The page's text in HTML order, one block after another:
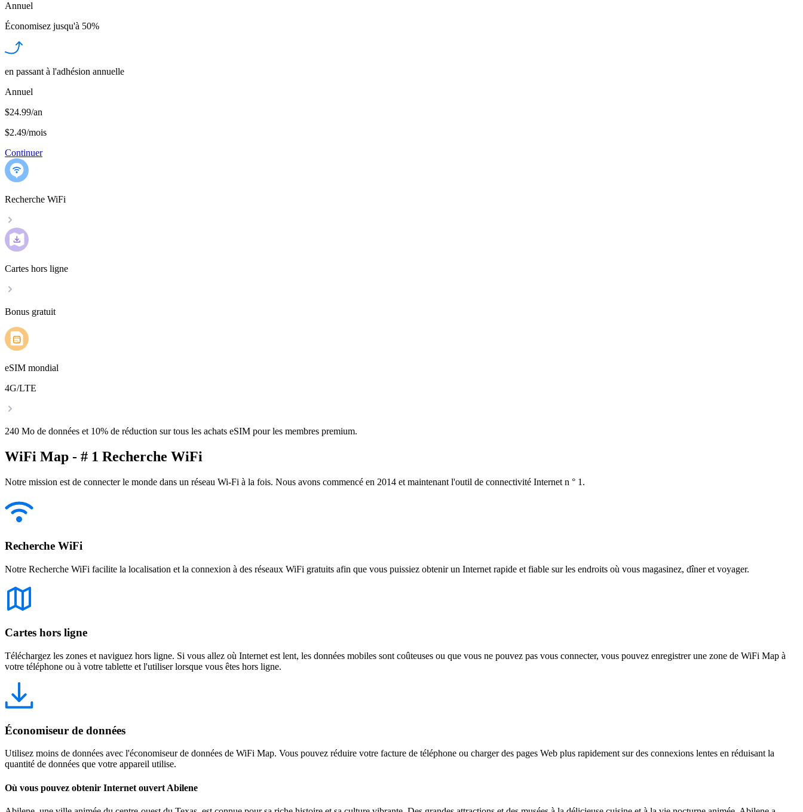
Annuel
Économisez jusqu'à 50%
en passant à l'adhésion annuelle
Annuel
$24.99/an
$2.49/mois
Continuer
Recherche WiFi
Cartes hors ligne
Bonus gratuit
eSIM mondial
4G/LTE
240 Mo de données et 10% de réduction sur tous les achats eSIM pour les membres premium.
WiFi Map - # 1 Recherche WiFi
Notre mission est de connecter le monde dans un réseau Wi-Fi à la fois. Nous avons commencé en 2014 et maintenant l'outil de connectivité Internet n ° 1.
Recherche WiFi
Notre Recherche WiFi facilite la localisation et la connexion à des réseaux WiFi gratuits afin que vous puissiez obtenir un Internet rapide et fiable sur les endroits où vous magasinez, dîner et voyager.
Cartes hors ligne
Téléchargez les zones et naviguez hors ligne. Si vous allez où Internet est lent, les données mobiles sont coûteuses ou que vous ne pouvez pas vous connecter, vous pouvez enregistrer une zone de WiFi Map à
votre téléphone ou à votre tablette et l'utiliser lorsque vous êtes hors ligne.
Économiseur de données
Utilisez moins de données avec l'économiseur de données de WiFi Map. Vous pouvez réduire votre facture de téléphone ou charger des pages Web plus rapidement sur des connexions lentes en réduisant la
quantité de données que votre appareil utilise.
Où vous pouvez obtenir Internet ouvert Abilene